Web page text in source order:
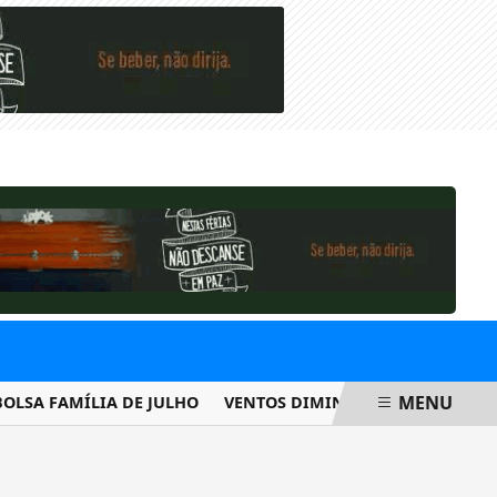
FAMÍLIA DE JULHO VENTOS DIMINUEM DE INTENSIDADE
MENU